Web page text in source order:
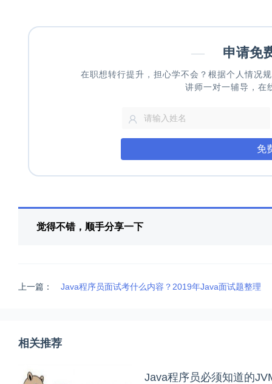
— 申请免
在职想转行提升，担心学不会？根据个人情况
讲师一对一辅导，在
免
觉得不错，顺手分享一下
上一篇： Java程序员面试考什么内容？2019年Java面试题整理
相关推荐
Java程序员必须知道的